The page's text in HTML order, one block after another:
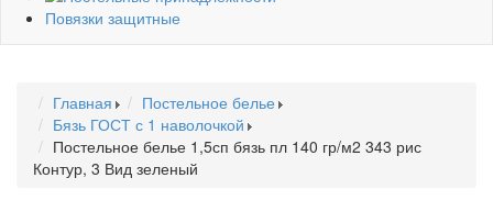
Повязки защитные
Главная
Постельное белье
Бязь ГОСТ с 1 наволочкой
Постельное белье 1,5сп бязь пл 140 гр/м2 343 рис
Контур, 3 Вид зеленый